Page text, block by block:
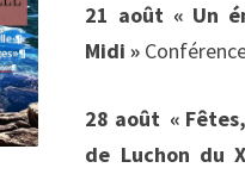
21 août « Un
Midi »
28 août «
de Luchon du